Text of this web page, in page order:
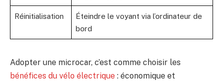
Réinitialisation
Éteindre le voyant via l’ordinateur de
bord
Adopter une microcar, c’est comme choisir les
bénéfices du vélo électrique : économique et